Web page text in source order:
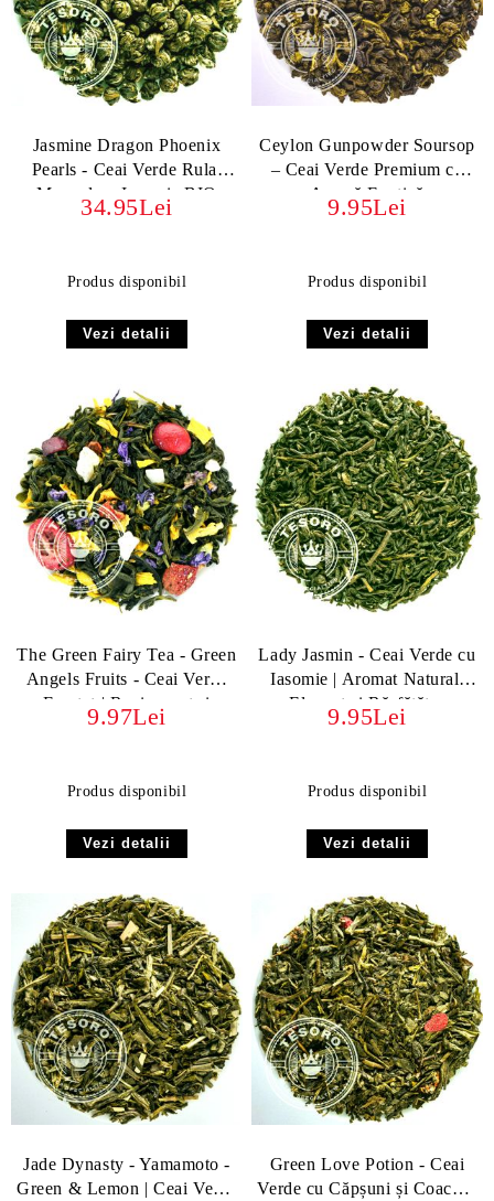
Jasmine Dragon Phoenix
Pearls - Ceai Verde Rulat
Manual cu Iasomie BIO
ORGANIC
34.95Lei
Produs disponibil
Vezi detalii
Ceylon Gunpowder Soursop
– Ceai Verde Premium cu
Aromă Exotică
9.95Lei
Produs disponibil
Vezi detalii
The Green Fairy Tea - Green
Angels Fruits - Ceai Verde
Fructat | Revigorant și
Exotic
9.97Lei
Produs disponibil
Vezi detalii
Lady Jasmin - Ceai Verde cu
Iasomie | Aromat Natural,
Elegant și Răsfățător
9.95Lei
Produs disponibil
Vezi detalii
Jade Dynasty - Yamamoto -
Green & Lemon | Ceai Verde
Green Love Potion - Ceai
Verde cu Căpșuni și Coacăze